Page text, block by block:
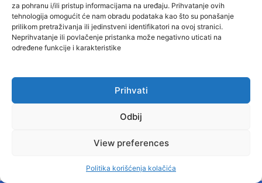
za pohranu i/ili pristup informacijama na uređaju. Prihvatanje ovih
tehnologija omogućit će nam obradu podataka kao što su ponašanje
prilikom pretraživanja ili jedinstveni identifikatori na ovoj stranici.
Neprihvatanje ili povlačenje pristanka može negativno uticati na
određene funkcije i karakteristike
Prihvati
Odbij
View preferences
Politika korišćenja kolačića
79
FBiH